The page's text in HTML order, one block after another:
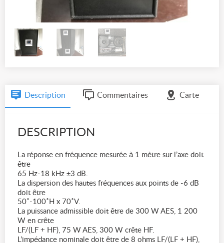
Description Commentaires Carte
DESCRIPTION
La réponse en fréquence mesurée à 1 mètre sur l’axe doit
être
65 Hz-18 kHz ±3 dB.
La dispersion des hautes fréquences aux points de -6 dB
doit être
50˚-100˚H x 70˚V.
La puissance admissible doit être de 300 W AES, 1 200
W en crête
LF/(LF + HF), 75 W AES, 300 W crête HF.
L’impédance nominale doit être de 8 ohms LF/(LF + HF),